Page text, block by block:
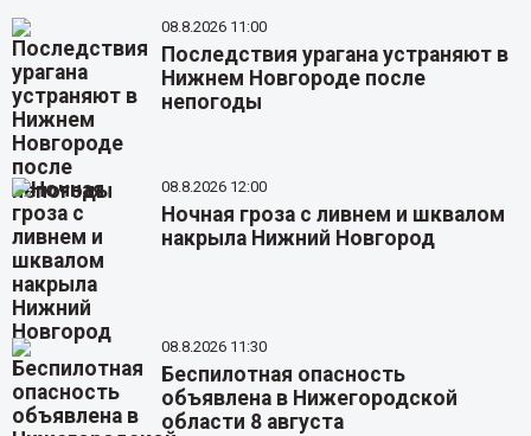
08.8.2026 11:00
Последствия урагана устраняют в
Нижнем Новгороде после
непогоды
08.8.2026 12:00
Ночная гроза с ливнем и шквалом
накрыла Нижний Новгород
08.8.2026 11:30
Беспилотная опасность
объявлена в Нижегородской
области 8 августа